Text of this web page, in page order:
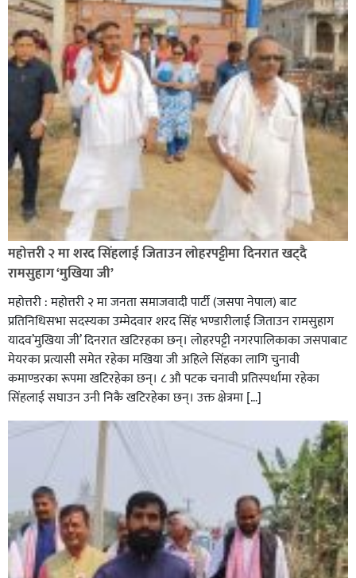
सिराहा-२ मा संजय यादव भिड्ने !
रक्तदान सेवामा जिल्लामै दोस्रो स्थान ल्याएकोमा जनमत नेताद्वय
रेडक्रस सिराहा द्वारा सम्मानित
सिराहाको औरहीमा जेन-जी भेला सम्पन्न
महोत्तरी २ मा शरद सिंहलाई जिताउन लोहरपट्टीमा दिनरात खट्दै
रामसुहाग ‘मुखिया जी’
महोत्तरी : महोत्तरी २ मा जनता समाजवादी पार्टी (जसपा नेपाल) बाट
प्रतिनिधिसभा सदस्यका उम्मेदवार शरद सिंह भण्डारीलाई जिताउन रामसुहाग
यादव’मुखिया जी’ दिनरात खटिरहका छन्। लोहरपट्टी नगरपालिकाका जसपाबाट
मेयरका प्रत्यासी समेत रहेका मखिया जी अहिले सिंहका लागि चुनावी
कमाण्डरका रूपमा खटिरहेका छन्। ८ औ पटक चनावी प्रतिस्पर्धामा रहेका
सिंहलाई सघाउन उनी निकै खटिरहेका छन्। उक्त क्षेत्रमा […]